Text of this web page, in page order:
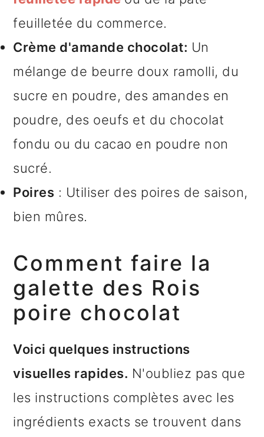
feuilletée du commerce.
Crème d'amande chocolat: Un
mélange de beurre doux ramolli, du
sucre en poudre, des amandes en
poudre, des oeufs et du chocolat
fondu ou du cacao en poudre non
sucré.
Poires : Utiliser des poires de saison,
bien mûres.
Comment faire la
galette des Rois
poire chocolat
Voici quelques instructions
visuelles rapides. N'oubliez pas que
les instructions complètes avec les
ingrédients exacts se trouvent dans